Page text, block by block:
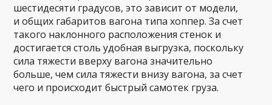
шестидесяти градусов, это зависит от модели,
и общих габаритов вагона типа хоппер. За счет
такого наклонного расположения стенок и
достигается столь удобная выгрузка, поскольку
сила тяжести вверху вагона значительно
больше, чем сила тяжести внизу вагона, за счет
чего и происходит быстрый самотек груза.